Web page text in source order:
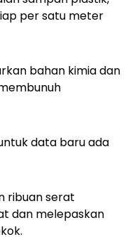
per satu meter
bahan kimia dan
data baru ada
ribuan serat
dan melepaskan